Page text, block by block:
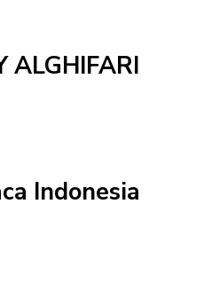
ALGHIFARI
Indonesia